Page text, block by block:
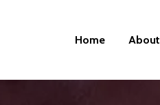
Home About